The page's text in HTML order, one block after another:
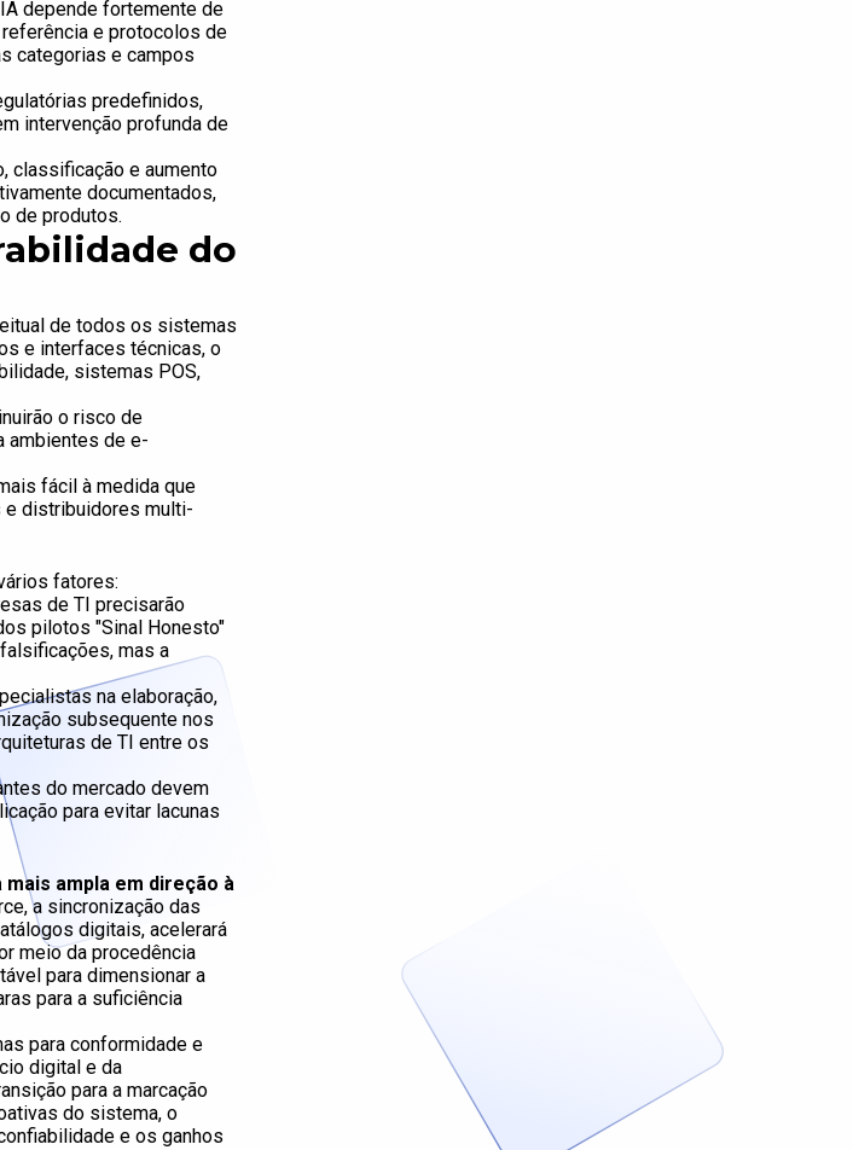
depende fortemente de
e protocolos de
categorias e campos
predefinidos,
intervenção profunda de
classificação e aumento
documentados,
de produtos.
do
de todos os sistemas
e interfaces técnicas, o
sistemas POS,
o risco de
ambientes de e-
fácil à medida que
e distribuidores multi-
fatores:
de TI precisarão
pilotos "Sinal Honesto"
mas a
na elaboração,
subsequente nos
de TI entre os
do mercado devem
para evitar lacunas
mais ampla em direção à
a sincronização das
digitais, acelerará
meio da procedência
para dimensionar a
para a suficiência
para conformidade e
digital e da
para a marcação
do sistema, o
e os ganhos